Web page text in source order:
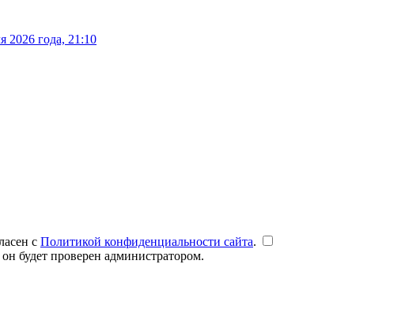
2026 года, 21:10
с Политикой конфиденциальности сайта.
будет проверен администратором.